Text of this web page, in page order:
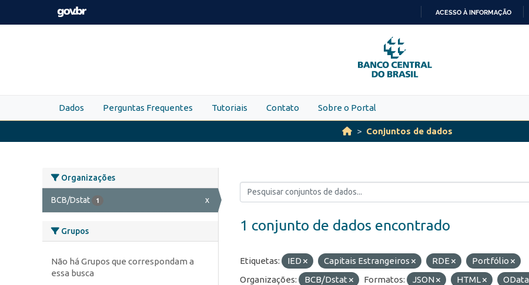
Skip to main content
PARA
O
CONTEÚDO
ACESSO À INFORMAÇÃO
Dados Perguntas Frequentes Tutoriais Contato Sobre o Portal
Conjuntos de dados
Organizações
BCB/Dstat 1 x
Grupos
Não há Grupos que correspondam a
essa busca
1 conjunto de dados encontrado
Etiquetas: IED Capitais Estrangeiros RDE
Portfólio
Organizações:
BCB/Dstat Formatos: JSON HTML OData